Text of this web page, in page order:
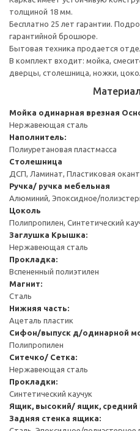
толщиной 18 мм.
Бесплатно 25 лет гарантии.
гарантийной брошюре.
Бытовая техника продается
В комплект входит: мойка,
дверцы, столешница, ножки,
Мойка одинарная врезная
Нержавеющая сталь
Наполнитель:
Полиуретановая пластмасса
Столешница
ДСП, Ламинат, Пластиковая
Ручка/ ручка мебельная
Алюминий, Эпоксидное/
Цоколь
Полипропилен, Синтетический
Заглушка Крышка:
Нержавеющая сталь
Прокладка:
Вспененный полиэтилен
Магнит:
Сталь
Нижняя часть:
Ацеталь пластик
Сифон/выпуск д/одинарной
Полипропилен
Ситечко/ Сетка:
Нержавеющая сталь
Прокладки:
Синтетический каучук
Ящик, высокий/ ящик, средний
Задняя стенка ящика: